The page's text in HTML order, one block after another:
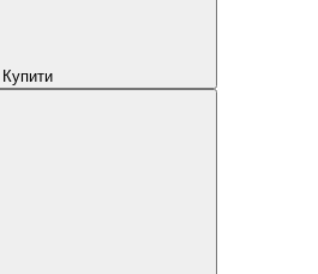
Купити